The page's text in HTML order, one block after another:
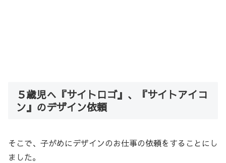
５歳児へ『サイトロゴ』、『サイトアイコ
ン』のデザイン依頼
そこで、子がめにデザインのお仕事の依頼をすることにし
ました。